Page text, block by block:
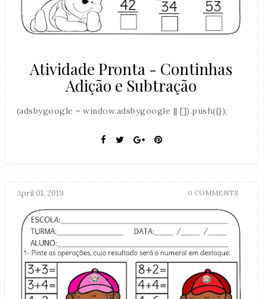
Atividade Pronta - Continhas
Adição e Subtração
(adsbygoogle = window.adsbygoogle || []).push({});
April 01, 2019 0 COMMENTS